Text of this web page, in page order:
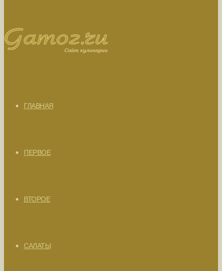
ГЛАВНАЯ
ПЕРВОЕ
ВТОРОЕ
САЛАТЫ